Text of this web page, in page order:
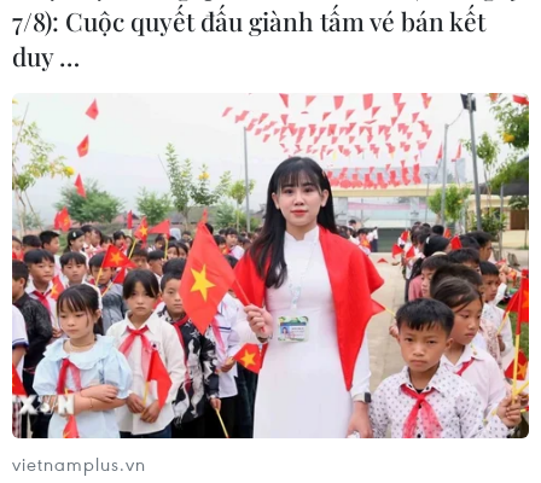
7/8): Cuộc quyết đấu giành tấm vé bán kết
duy …
vietnamplus.vn